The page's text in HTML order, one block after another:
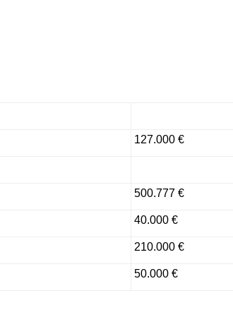
127.000 €
500.777 €
40.000 €
210.000 €
50.000 €